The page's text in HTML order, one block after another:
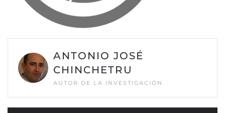
ANTONIO JOSÉ
CHINCHETRU
AUTOR DE LA INVESTIGACIÓN